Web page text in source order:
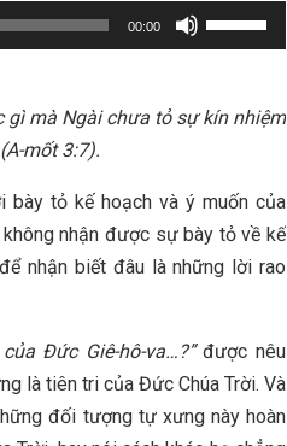
00:00
Use
Up/Down
keys
or
decrease
volume.
gì mà Ngài chưa tỏ sự kín nhiệm
(A-mốt 3:7).
bày tỏ kế hoạch và ý muốn của
nhận được sự bày tỏ về kế
nhận biết đâu là những lời rao
Đức Giê-hô-va…?”được nêu
là tiên tri của Đức Chúa Trời. Và
đối tượng tự xưng này hoàn